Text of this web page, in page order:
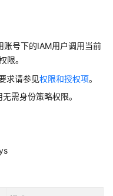
账号下的IAM用户调用当前
限。
求请参见权限和授权项。
需身份策略权限。